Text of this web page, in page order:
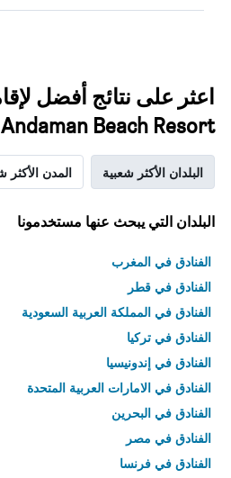
اعثر على نتائج أفضل
Andaman Beach Resort
البلدان الأكثر شعبية المدن الأكثر
البلدان التي يبحث عنها مستخدمونا
الفنادق في المغرب
الفنادق في قطر
الفنادق في المملكة العربية السعودية
الفنادق في تركيا
الفنادق في إندونيسيا
الفنادق في الامارات العربية المتحدة
الفنادق في البحرين
الفنادق في مصر
الفنادق في فرنسا